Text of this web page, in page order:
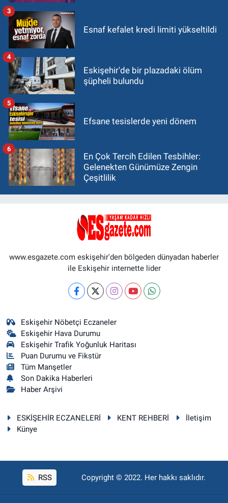
Esnaf kefalet kredi limiti yükseltildi
3
Eskişehir'de bir plazadaki ölüm
şüpheli bulundu
4
Efsane tesislerde yeni dönem
5
En Çok Tercih Edilen Tesbihler:
Gelenekten Günümüze Zengin
Çeşitlilik
6
www.esgazete.com eskişehir'den bölgeden dünyadan haberler
ile Eskişehir internette lider
Eskişehir Nöbetçi Eczaneler
Eskişehir Hava Durumu
Eskişehir Trafik Yoğunluk Haritası
Puan Durumu ve Fikstür
Tüm Manşetler
Son Dakika Haberleri
Haber Arşivi
ESKİŞEHİR ECZANELERİ KENT REHBERİ
İletişim
Künye
RSS Copyright © 2022. Her hakkı saklıdır.